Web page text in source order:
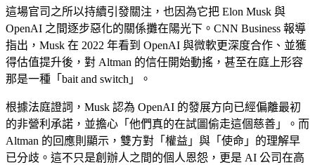
這場官司之所以持續引發關注，也因為它把 Elon Musk 與
OpenAI 之間逐步惡化的關係攤在陽光下。CNN Business 報導
指出，Musk 在 2022 年看到 OpenAI 與微軟更深度合作、並獲
得估值提升後，對 Altman 的信任開始動搖，甚至在庭上形容
那是一種「bait and switch」。
根據法庭證詞，Musk 認為 OpenAI 的發展方向已經偏離最初
的非營利承諾，並擔心「他們真的在試圖偷走這個慈善」。而
Altman 的回應則顯示，雙方對「權益」與「使命」的理解早
已分歧。這不只是創辦人之間的個人恩怨，更是 AI 公司在高